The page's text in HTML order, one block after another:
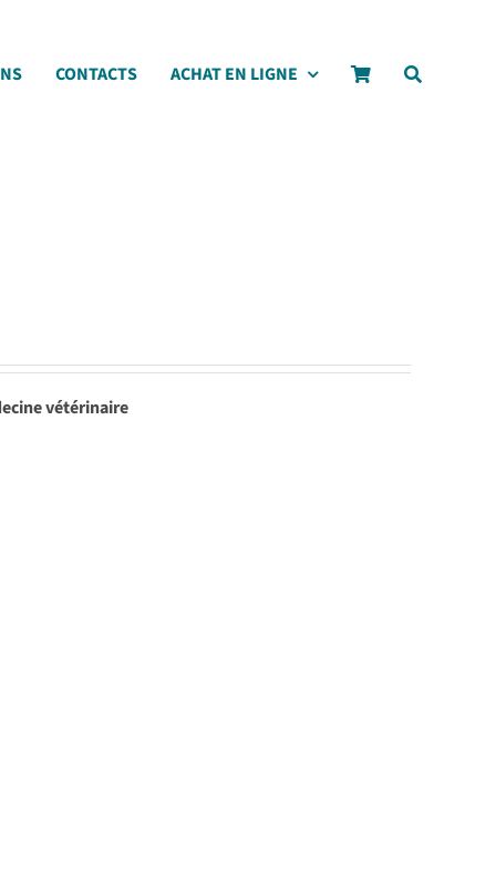
CONTACTS ACHAT EN LIGNE
vétérinaire